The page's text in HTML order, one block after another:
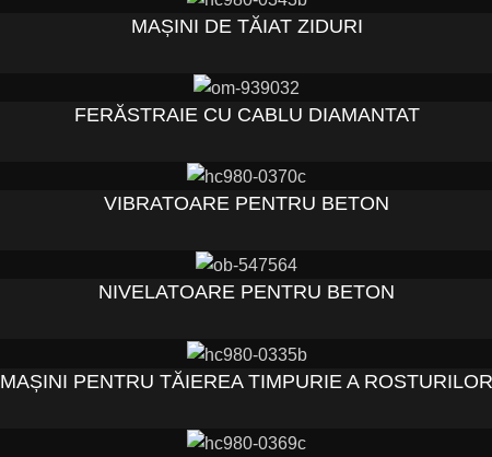
MAȘINI DE TĂIAT ZIDURI
FERĂSTRAIE CU CABLU DIAMANTAT
VIBRATOARE PENTRU BETON
NIVELATOARE PENTRU BETON
MAȘINI PENTRU TĂIEREA TIMPURIE A